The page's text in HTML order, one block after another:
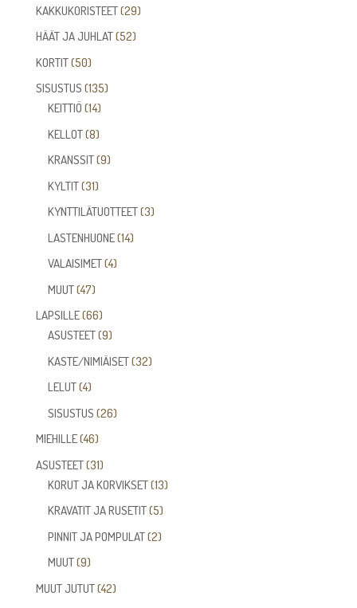
tuotetta
KAKKUKORISTEET 2929
HÄÄT JA JUHLAT 5252
KORTIT 5050
tuotetta
SISUSTUS 135135
KEITTIÖ 1414
tuotetta
KELLOT 88
tuotetta
KRANSSIT 99
KYLTIT 3131
tuotetta
KYNTTILÄTUOTTEET 33
LASTENHUONE 1414
VALAISIMET 44
MUUT 4747
tuotetta
LAPSILLE 6666
tuotetta
ASUSTEET 99
tuotetta
KASTE/NIMIÄISET 3232
LELUT 44
tuotetta
SISUSTUS 2626
MIEHILLE 4646
tuotetta
ASUSTEET 3131
tuotetta
KORUT JA KORVIKSET 1313
KRAVATIT JA RUSETIT 55
tuotetta
PINNIT JA POMPULAT 22
MUUT 99
tuotetta
MUUT JUTUT 4242